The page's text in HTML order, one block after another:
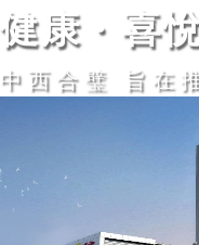
健康 · 喜
中西合璧 旨在